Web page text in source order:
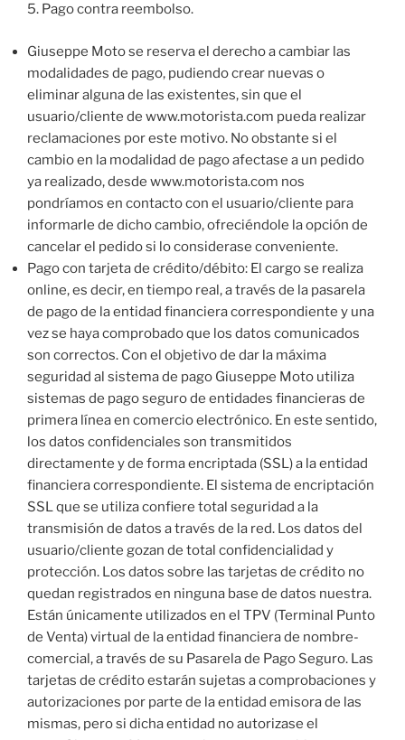
5. Pago contra reembolso.
Giuseppe Moto se reserva el derecho a cambiar las
modalidades de pago, pudiendo crear nuevas o
eliminar alguna de las existentes, sin que el
usuario/cliente de www.motorista.com pueda realizar
reclamaciones por este motivo. No obstante si el
cambio en la modalidad de pago afectase a un pedido
ya realizado, desde www.motorista.com nos
pondríamos en contacto con el usuario/cliente para
informarle de dicho cambio, ofreciéndole la opción de
cancelar el pedido si lo considerase conveniente.
Pago con tarjeta de crédito/débito: El cargo se realiza
online, es decir, en tiempo real, a través de la pasarela
de pago de la entidad financiera correspondiente y una
vez se haya comprobado que los datos comunicados
son correctos. Con el objetivo de dar la máxima
seguridad al sistema de pago Giuseppe Moto utiliza
sistemas de pago seguro de entidades financieras de
primera línea en comercio electrónico. En este sentido,
los datos confidenciales son transmitidos
directamente y de forma encriptada (SSL) a la entidad
financiera correspondiente. El sistema de encriptación
SSL que se utiliza confiere total seguridad a la
transmisión de datos a través de la red. Los datos del
usuario/cliente gozan de total confidencialidad y
protección. Los datos sobre las tarjetas de crédito no
quedan registrados en ninguna base de datos nuestra.
Están únicamente utilizados en el TPV (Terminal Punto
de Venta) virtual de la entidad financiera de nombre-
comercial, a través de su Pasarela de Pago Seguro. Las
tarjetas de crédito estarán sujetas a comprobaciones y
autorizaciones por parte de la entidad emisora de las
mismas, pero si dicha entidad no autorizase el